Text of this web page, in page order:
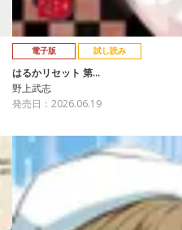
電子版 試し読み
はるかリセット 第…
野上武志
発売日：2026.06.19